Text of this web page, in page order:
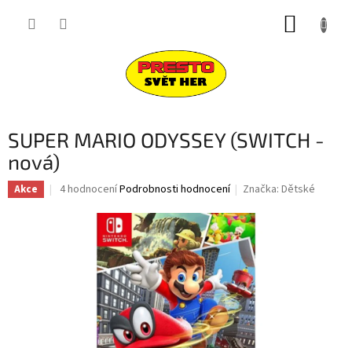
SUPER MARIO ODYSSEY (SWITCH -
nová)
Akce
Průměrné
produktu
hvězdiček.
4 hodnoceníPodrobnosti hodnocení Značka:Dětské